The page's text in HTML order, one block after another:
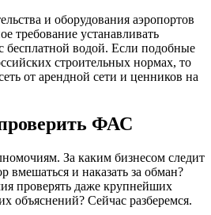
и оборудования аэропортов
требование устанавливать
бесплатной водой. Если подобные
строительных нормах, то
от арендной сети и ценников на
ФАС
За каким бизнесом следит
и наказать за обман?
проверять даже крупнейших
объяснений? Сейчас разберемся.